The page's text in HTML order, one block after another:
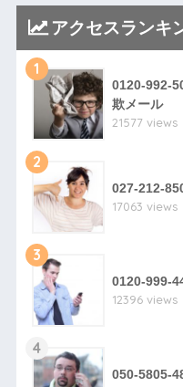
アクセスランキ
1
0120-992-
欺メール
21577 views
2
027-212-
17063 views
3
0120-999-
12396 views
4
050-5805-